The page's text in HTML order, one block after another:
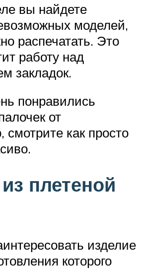
вы найдете
моделей,
распечатать. Это
работу над
закладок.
понравились
от
смотрите как просто
плетеной
изделие
которого